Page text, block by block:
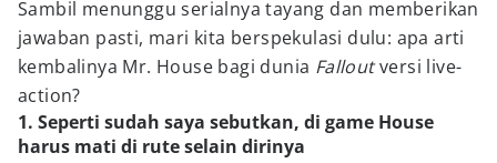
Sambil menunggu serialnya tayang dan memberikan
jawaban pasti, mari kita berspekulasi dulu: apa arti
kembalinya Mr. House bagi dunia Falloutversi live-
action?
1. Seperti sudah saya sebutkan, di game House
harus mati di rute selain dirinya